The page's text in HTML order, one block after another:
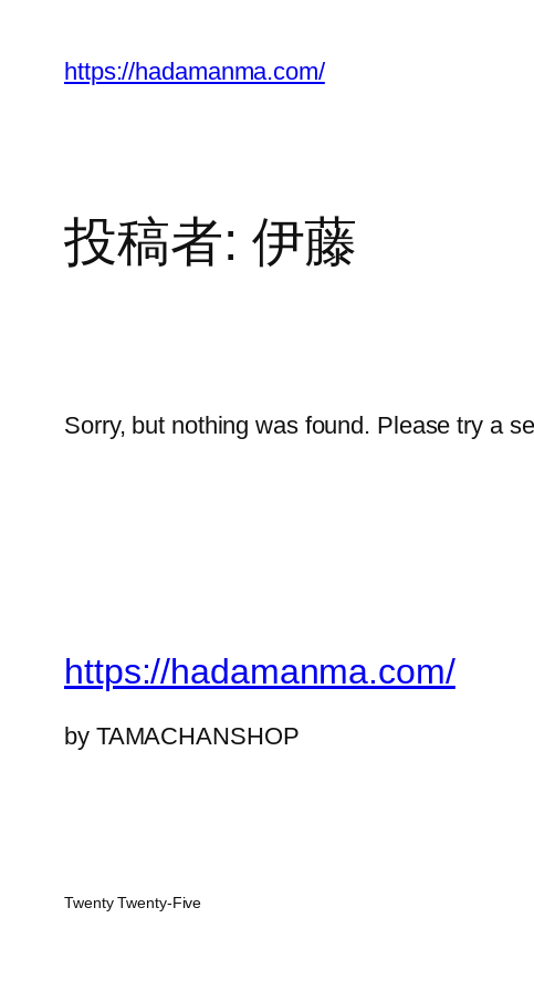
https://hadamanma.com/
投稿者: 伊藤
Sorry, but nothing was found. Please try a
https://hadamanma.com/
by TAMACHANSHOP
Twenty Twenty-Five